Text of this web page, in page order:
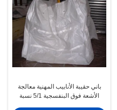
باني حقيبة الأنابيب المهنية معالجة
الأشعة فوق البنفسجية 5/1 نسبة